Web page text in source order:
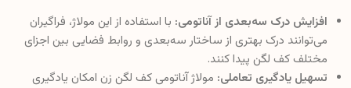
افزایش درک سه‌بعدی از آناتومی: با استفاده از این مولاژ، فراگیران
می‌توانند درک بهتری از ساختار سه‌بعدی و روابط فضایی بین اجزای
مختلف کف لگن پیدا کنند.
تسهیل یادگیری تعاملی: مولاژ آناتومی کف لگن زن امکان یادگیری